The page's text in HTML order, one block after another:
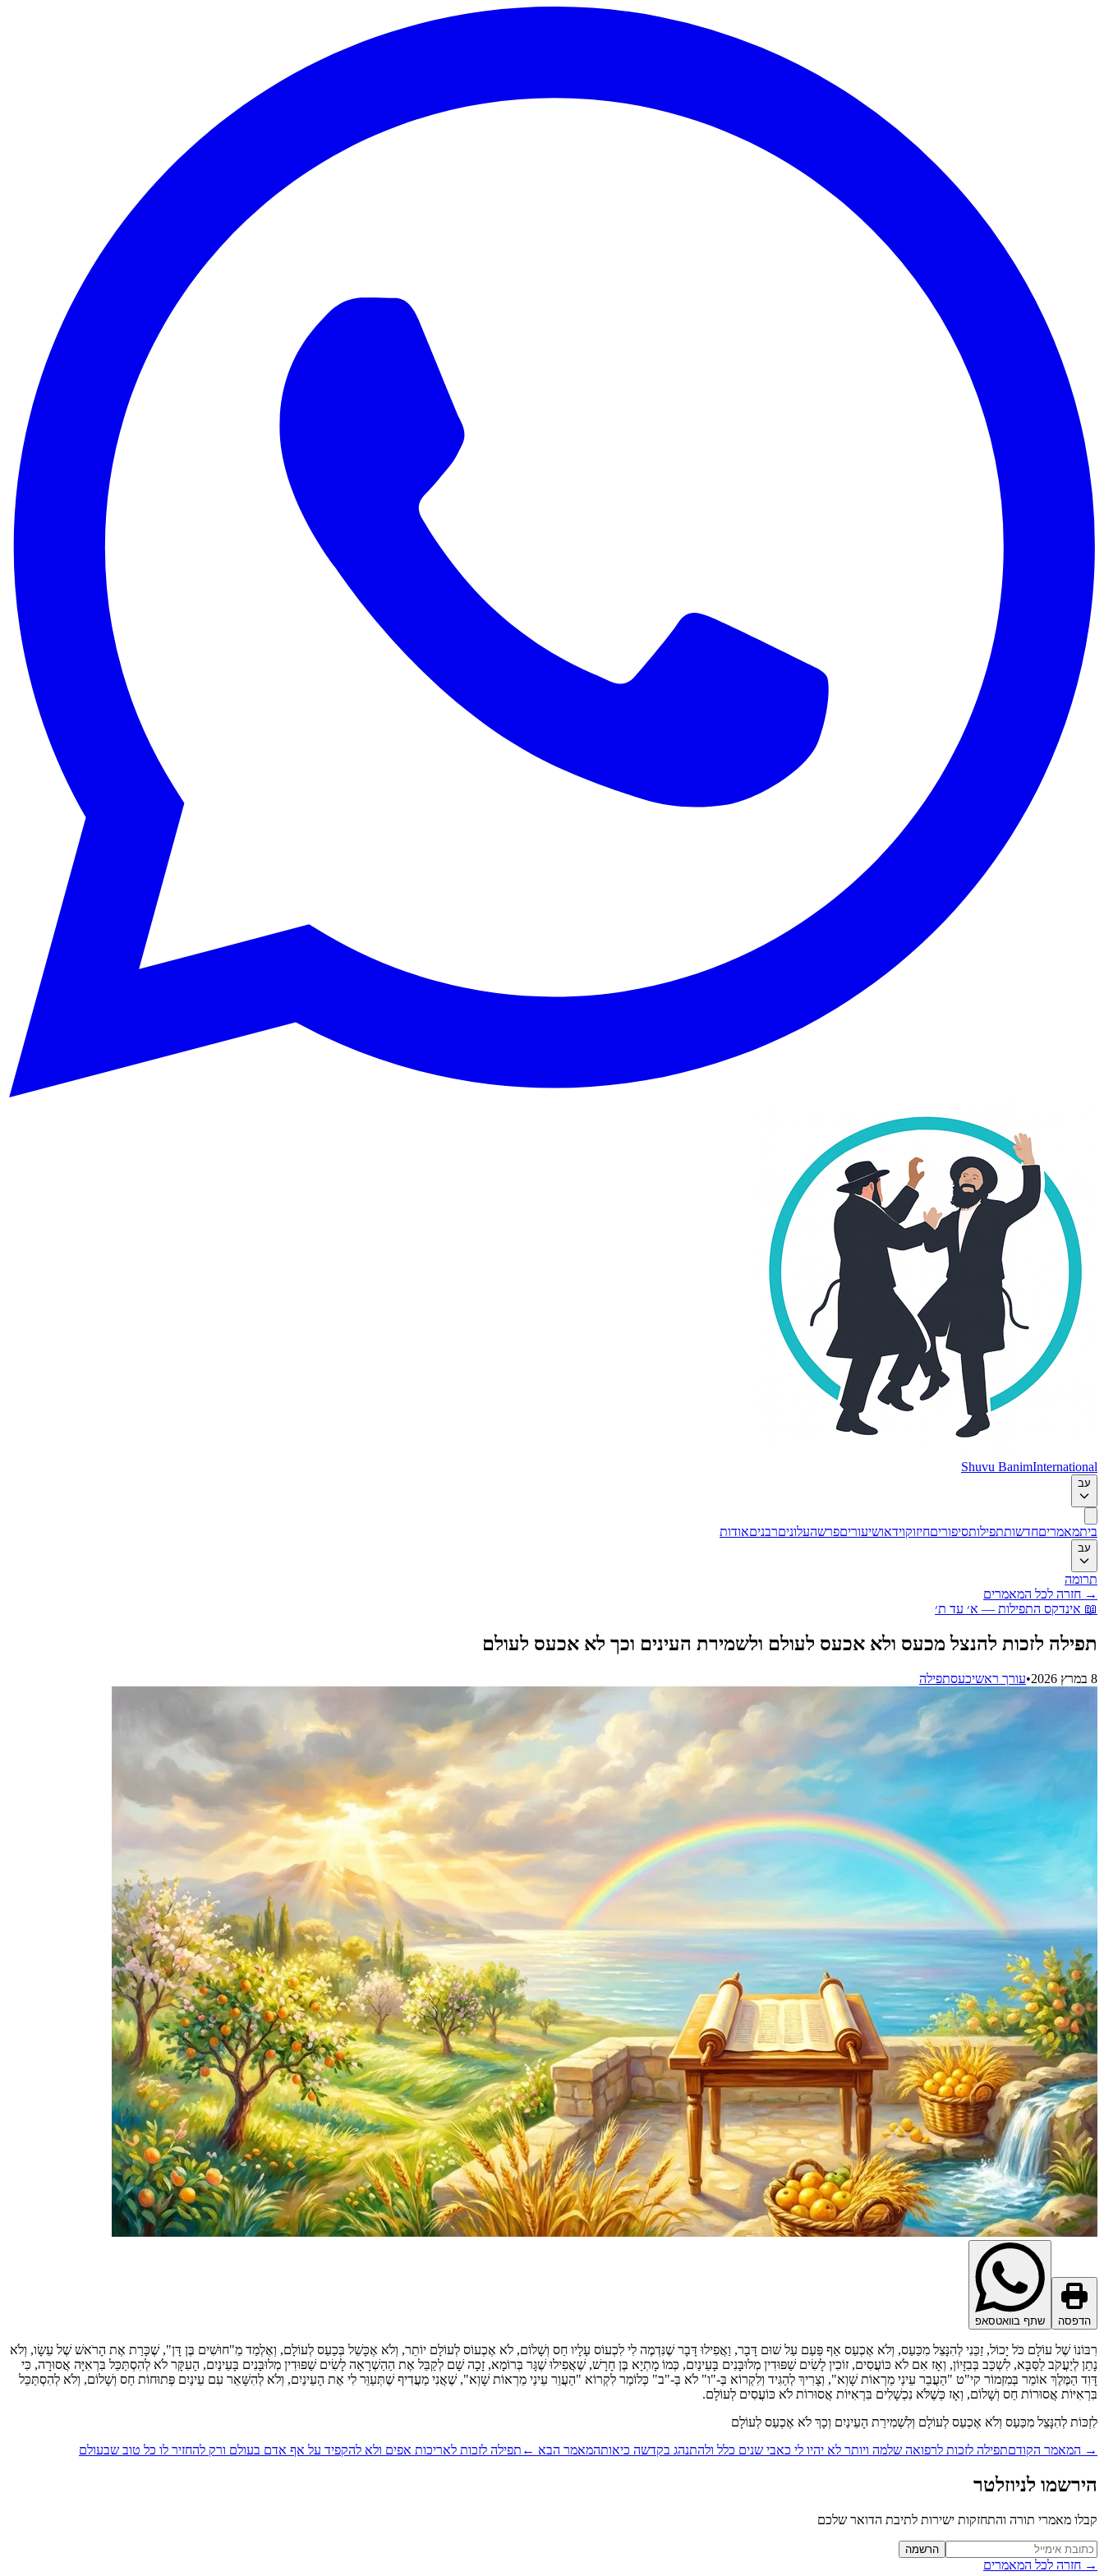
Shuvu BanimInternational
עב
ביתמאמריםחדשותתפילותסיפוריםחיזוקוידאושיעוריםפרשהעלוניםרבניםאודות
עב
תרומה
→ חזרה לכל המאמרים
📖 אינדקס התפילות — א׳ עד ת׳
תפילה לזכות להנצל מכעס ולא אכעס לעולם ולשמירת העינים וכך לא אכעס לעולם
8 במרץ 2026 •עורך ראשיכעסתפילה
הדפסה שתף בוואטסאפ
רִבּוֹנוֹ שֶׁל עוֹלָם כֹּל יָכוֹל, זַכֵּנִי לְהִנָּצֵל מִכַּעַס, וְלֹא אֶכְעַס אַף פַּעַם עַל שׁוּם דָּבָר, וַאֲפִילוּ דָּבָר שֶׁנִּדְמֶה לִי לִכְעוֹס עָלָיו חַס וְשָׁלוֹם, לֹא אֶכְעוֹס לְעוֹלָם יוֹתֵר, וְלֹא אֶכָּשֵׁל בְּכַעַס לְעוֹלָם, וְאֶלְמַד מֵ"חוּשִׁים בֶּן דָּן", שֶׁכָּרַת אֶת הָרֹאשׁ שֶׁל עֵשָׂו, וְלֹא
נָתַן לְיַעֲקֹב לַסַּבָּא, לִשְׁכַּב בְּבִזָּיוֹן, וְאָז אִם לֹא כּוֹעֲסִים, זוֹכִין לָשִׂים שַׁפּוּדִין מְלוּבָּנִים בָּעֵינַיִם, כְּמוֹ מָתְיָא בֶּן חָרָשׁ, שֶׁאֲפִילוּ שֶׁגָּר בְּרוֹמָא, זָכָה שָׁם לְקַבֵּל אֶת הַהַשְׁרָאָה לָשִׂים שַׁפּוּדִין מְלוּבָּנִים בָּעֵינַיִם, הָעִקָּר לֹא לְהִסְתַּכֵּל בִּרְאִיָּה אֲסוּרָה, כִּי
דָּוִד הַמֶּלֶךְ אוֹמֵר בְּמִזְמוֹר קי"ט "הַעֲבֵר עֵינַי מֵרְאוֹת שָׁוְא", וְצָרִיךְ לְהַגִּיד וְלִקְרוֹא בְּ-"ו" לֹא בְּ-"ב" כְּלוֹמַר לִקְרוֹא "הַעֲוֵר עֵינַי מֵרְאוֹת שָׁוְא", שֶׁאֲנִי מַעֲדִיף שֶׁתְּעַוֵּר לִי אֶת הָעֵינַיִם, וְלֹא לְהִשָּׁאֵר עִם עֵינַיִם פְּתוּחוֹת חַס וְשָׁלוֹם, וְלֹא לְהִסְתַּכֵּל
בִּרְאִיּוֹת אֲסוּרוֹת חַס וְשָׁלוֹם, וְאָז כְּשֶׁלֹּא נִכְשָׁלִים בִּרְאִיּוֹת אֲסוּרוֹת לֹא כּוֹעֲסִים לְעוֹלָם.
לִזְכּוֹת לְהִנָּצֵל מִכַּעַס וְלֹא אֶכְעַס לְעוֹלָם וְלִשְׁמִירַת הָעֵינַיִם וְכָךְ לֹא אֶכְעַס לְעוֹלָם
→ המאמר הקודםתפילה לזכות לרפואה שלמה ויותר לא יהיו לי כאבי שנים כלל ולהתנהג בקדשה כיאותהמאמר הבא ← תפילה לזכות לאריכות אפים ולא להקפיד על אף אדם בעולם ורק להחזיר לו כל טוב שבעולם
הירשמו לניוזלטר
קבלו מאמרי תורה והתחזקות ישירות לתיבת הדואר שלכם
Website (leave blank) הרשמה
→ חזרה לכל המאמרים